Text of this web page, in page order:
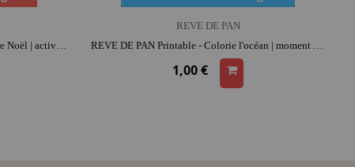
REVE DE PAN Printable - Lettre au Père Noël | activité créative | moment convivial
REVE DE PAN
REVE DE PAN Printable - Colorie l'océan | moment créatif apaisant | imagination et précision
1,00 €